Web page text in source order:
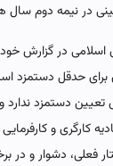
در نیمه دوم سال
در گزارش خود
حدقل دستمزد
دستمزد ندارد
کارگری و کارفرمایی
فعلی، دشوار و در